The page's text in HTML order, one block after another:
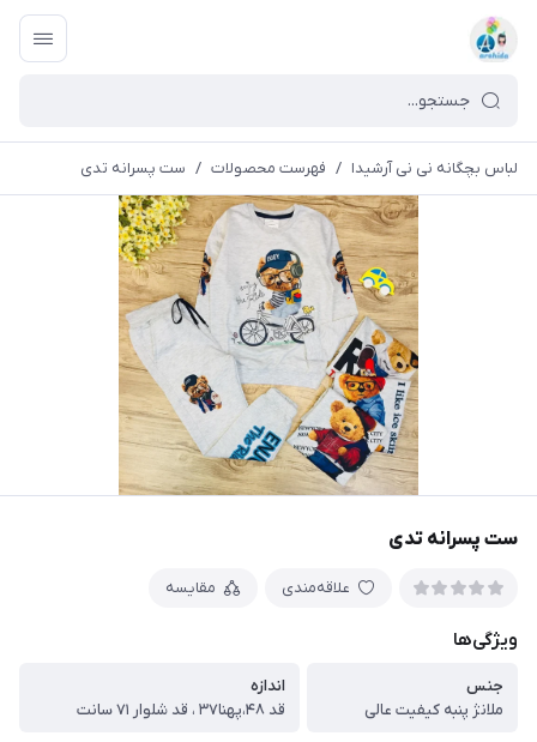
لباس بچگانه نی نی آرشیدا / فهرست محصولات / ست پسرانه تدی
ست پسرانه تدی
علاقه‌مندی مقایسه
ویژگی‌ها
جنس
ملانژ پنبه کیفیت عالی
اندازه
قد ۴۸،پهنا۳۷ ، قد شلوار ۷۱ سانت